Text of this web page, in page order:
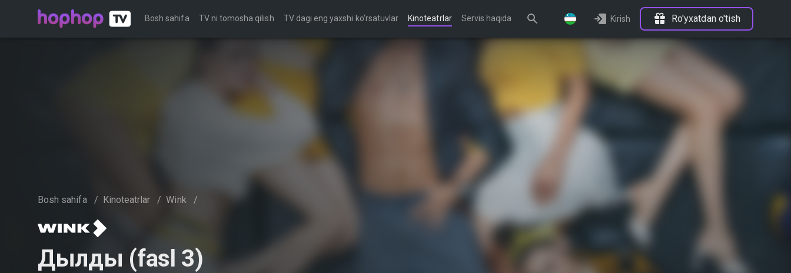
Bosh sahifa TV ni tomosha qilish TV dagi eng yaxshi ko‘rsatuvlar Kinoteatrlar Servis haqida Kirish Ro'yxatdan o'tish
Bosh sahifa / Kinoteatrlar / Wink /
Дылды (fasl 3)